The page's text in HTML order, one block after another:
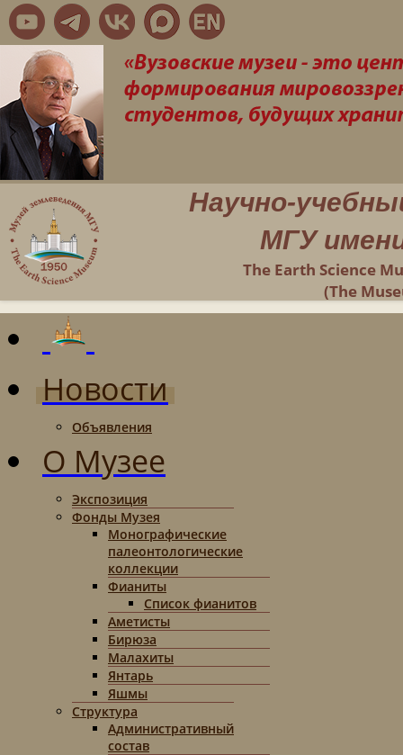
Научно-
МГУ
The Earth Science
(The
Новости
Объявления
О Музее
Экспозиция
Фонды Музея
Монографические
палеонтологические
коллекции
Фианиты
Список фианитов
Аметисты
Бирюза
Малахиты
Янтарь
Яшмы
Структура
Административный
состав